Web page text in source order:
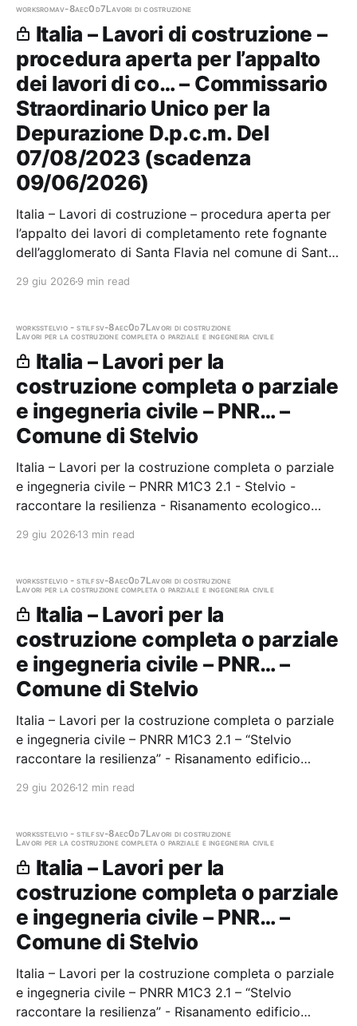
worksromav-8aec0d7Lavori di costruzione
Italia – Lavori di costruzione –
procedura aperta per l’appalto
dei lavori di co… – Commissario
Straordinario Unico per la
Depurazione D.p.c.m. Del
07/08/2023 (scadenza
09/06/2026)
Italia – Lavori di costruzione – procedura aperta per
l’appalto dei lavori di completamento rete fognante
dell’agglomerato di Santa Flavia nel comune di Santa
60/2012) - Gara Europea Stazione appaltante:
29 giu 2026 9 min read
worksstelvio - stilfsv-8aec0d7Lavori di costruzione
Lavori per la costruzione completa o parziale e ingegneria civile
Italia – Lavori per la
costruzione completa o parziale
e ingegneria civile – PNR… –
Comune di Stelvio
Italia – Lavori per la costruzione completa o parziale
e ingegneria civile – PNRR M1C3 2.1 - Stelvio -
raccontare la resilienza - Risanamento ecologico
risanamento del fienile con trasformazione in uno
29 giu 2026 13 min read
worksstelvio - stilfsv-8aec0d7Lavori di costruzione
Lavori per la costruzione completa o parziale e ingegneria civile
Italia – Lavori per la
costruzione completa o parziale
e ingegneria civile – PNR… –
Comune di Stelvio
Italia – Lavori per la costruzione completa o parziale
e ingegneria civile – PNRR M1C3 2.1 – “Stelvio
raccontare la resilienza” - Risanamento edificio
artigianato (M16) e albergo diffuso (M18) - LOTTO 1
29 giu 2026 12 min read
worksstelvio - stilfsv-8aec0d7Lavori di costruzione
Lavori per la costruzione completa o parziale e ingegneria civile
Italia – Lavori per la
costruzione completa o parziale
e ingegneria civile – PNR… –
Comune di Stelvio
Italia – Lavori per la costruzione completa o parziale
e ingegneria civile – PNRR M1C3 2.1 – “Stelvio
raccontare la resilienza” - Risanamento edificio